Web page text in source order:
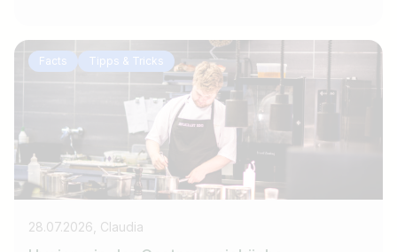
Facts Tipps & Tricks
28.07.2026, Claudia